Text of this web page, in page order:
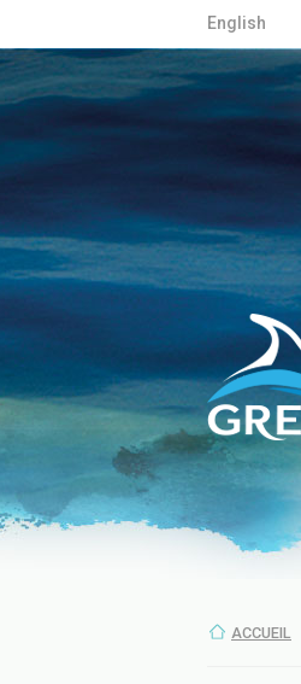
English
ACCUEIL